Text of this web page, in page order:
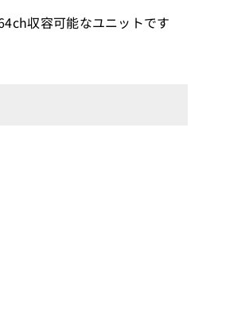
収容可能なユニットです